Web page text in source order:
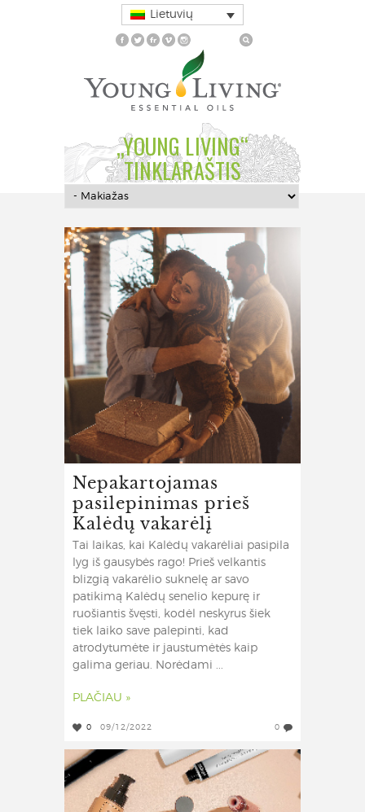
Lietuvių
„YOUNG LIVING“
TINKLARAŠTIS
Nepakartojamas
pasilepinimas prieš
Kalėdų vakarėlį
Tai laikas, kai Kalėdų vakarėliai pasipila
lyg iš gausybės rago! Prieš velkantis
blizgią vakarėlio suknelę ar savo
patikimą Kalėdų senelio kepurę ir
ruošiantis švęsti, kodėl neskyrus šiek
tiek laiko save palepinti, kad
atrodytumėte ir jaustumėtės kaip
galima geriau. Norėdami ...
PLAČIAU »
0 09/12/2022 0